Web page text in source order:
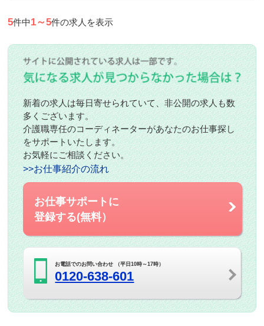
5件中1～5件の求人を表示
新着の求人は毎日寄せられていて、非公開の求人も数
多くございます。
介護職専任のコーディネーターがあなたのお仕事探し
をサポートいたします。
お気軽にご相談ください。
>>お仕事紹介の流れ
お仕事サポートに
登録する(無料）
お電話でのお問い合わせ （平日10時～17時）
0120-638-601